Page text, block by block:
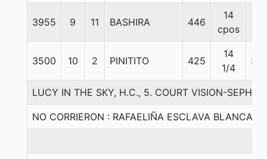
3955 9 11 BASHIRA 446
14
cpos
3500 10 2 PINITITO 425
14
1/4
56.
LUCY IN THE SKY, H.C., 5. COURT VISION-
NO CORRIERON : RAFAELIÑA ESCLAVA BLANCA